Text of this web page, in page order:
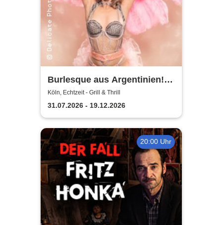
Burlesque aus Argentinien! -
mit Nita Bon Air
Köln, Echtzeit - Grill & Thrill
31.07.2026 - 19.12.2026
20:00 Uhr